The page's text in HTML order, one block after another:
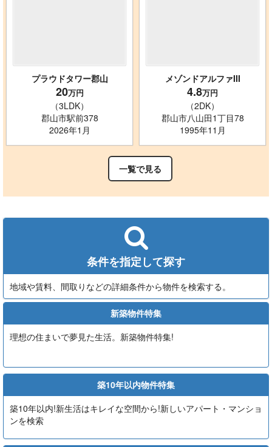
プラウドタワー郡山
20万円
（3LDK）
郡山市駅前378
2026年1月
メゾンドアルファIII
4.8万円
（2DK）
郡山市八山田1丁目78
1995年11月
一覧で見る
条件を指定して探す
地域や賃料、間取りなどの詳細条件から物件を検索する。
新築物件特集
理想の住まいで夢見た生活。新築物件特集!
築10年以内物件特集
築10年以内!新生活はキレイな空間から!新しいアパート・マンショ
ンを検索